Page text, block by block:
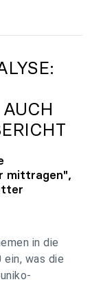
sind
mittragen",
in die
was die